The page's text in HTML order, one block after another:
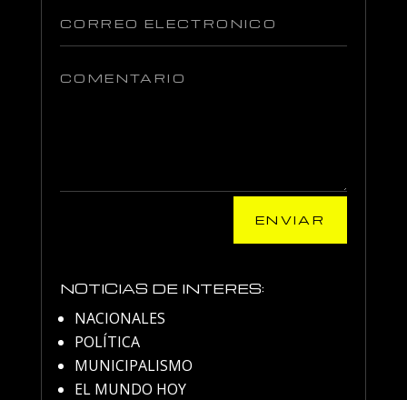
ENVIAR
NOTICIAS DE INTERES:
NACIONALES
POLÍTICA
MUNICIPALISMO
EL MUNDO HOY